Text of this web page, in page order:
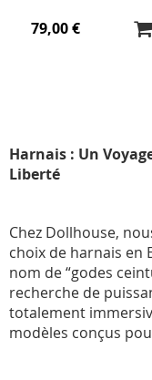
79,00 €
Harnais : Un
Liberté
Chez Dollhouse,
choix de harnais en
nom de “godes
recherche de
totalement
modèles conçus